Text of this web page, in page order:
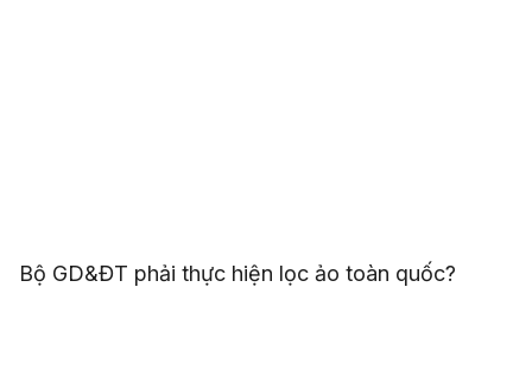
Bộ GD&ĐT phải thực hiện lọc ảo toàn quốc?